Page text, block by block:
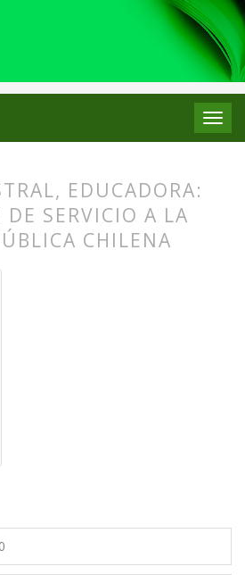
Reseñas bibliográficas
EDUCADORA:
SERVICIO A LA
CHILENA